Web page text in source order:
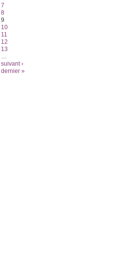
7
8
9
10
11
12
13
…
suivant ›
dernier »